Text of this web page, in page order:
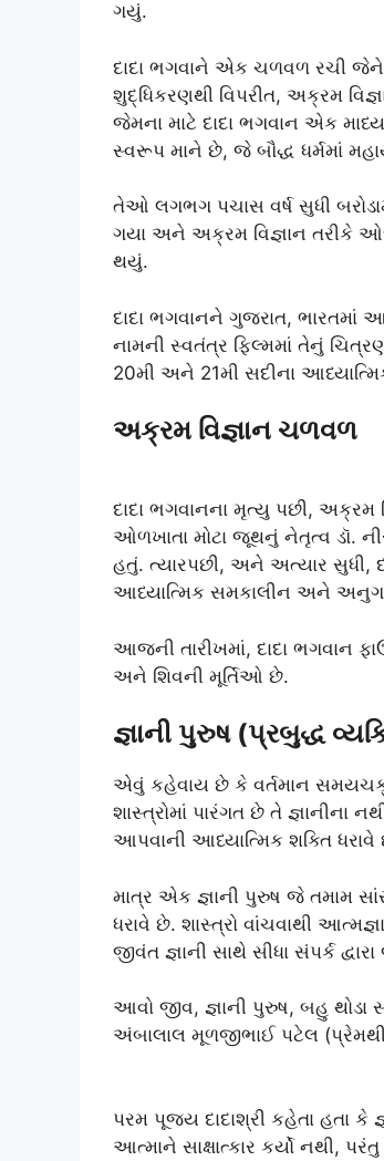
ગયું.
દાદા ભગવાને એક ચળવળ રચી
શુદ્ધિકરણથી વિપરીત, અક્રમ
જેમના માટે દાદા ભગવાન એક
સ્વરૂપ માને છે, જે બૌદ્ધ ધર્મમાં
તેઓ લગભગ પચાસ વર્ષ સુધી
ગયા અને અક્રમ વિજ્ઞાન તરીકે
થયું.
દાદા ભગવાનને ગુજરાત, ભારતમાં
નામની સ્વતંત્ર ફિલ્મમાં તેનું
20મી અને 21મી સદીના
અક્રમ વિજ્ઞાન ચળવળ
દાદા ભગવાનના મૃત્યુ પછી,
ઓળખાતા મોટા જૂથનું નેતૃત્વ ડૉ.
હતું. ત્યારપછી, અને અત્યાર સુધી,
આધ્યાત્મિક સમકાલીન અને
આજની તારીખમાં, દાદા ભગવાન
અને શિવની મૂર્તિઓ છે.
જ્ઞાની પુરુષ (પ્રબુદ્ધ
એવું કહેવાય છે કે વર્તમાન
શાસ્ત્રોમાં પારંગત છે તે જ્ઞાનીના
આપવાની આધ્યાત્મિક શક્તિ ધરાવે
માત્ર એક જ્ઞાની પુરુષ જે તમામ
ધરાવે છે. શાસ્ત્રો વાંચવાથી
જીવંત જ્ઞાની સાથે સીધા સંપર્ક
આવો જીવ, જ્ઞાની પુરુષ, બહુ
અંબાલાલ મૂળજીભાઈ પટેલ (પ્રેમથી
પરમ પૂજ્ય દાદાશ્રી કહેતા હતા
આત્માને સાક્ષાત્કાર કર્યો નથી,